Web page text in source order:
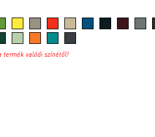
termék valódi színétől!